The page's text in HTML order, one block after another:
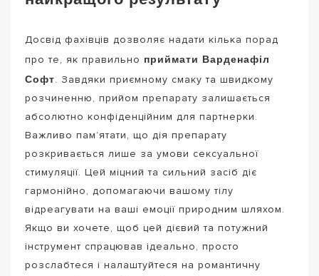
Досвід фахівців дозволяє надати кілька порад
про те, як правильно приймати Варденафіл
Софт. Завдяки приємному смаку та швидкому
розчиненню, прийом препарату залишається
абсолютно конфіденційним для партнерки.
Важливо пам’ятати, що дія препарату
розкривається лише за умови сексуальної
стимуляції. Цей міцний та сильний засіб діє
гармонійно, допомагаючи вашому тілу
відреагувати на ваші емоції природним шляхом.
Якщо ви хочете, щоб цей дієвий та потужний
інструмент спрацював ідеально, просто
розслабтеся і налаштуйтеся на романтичну